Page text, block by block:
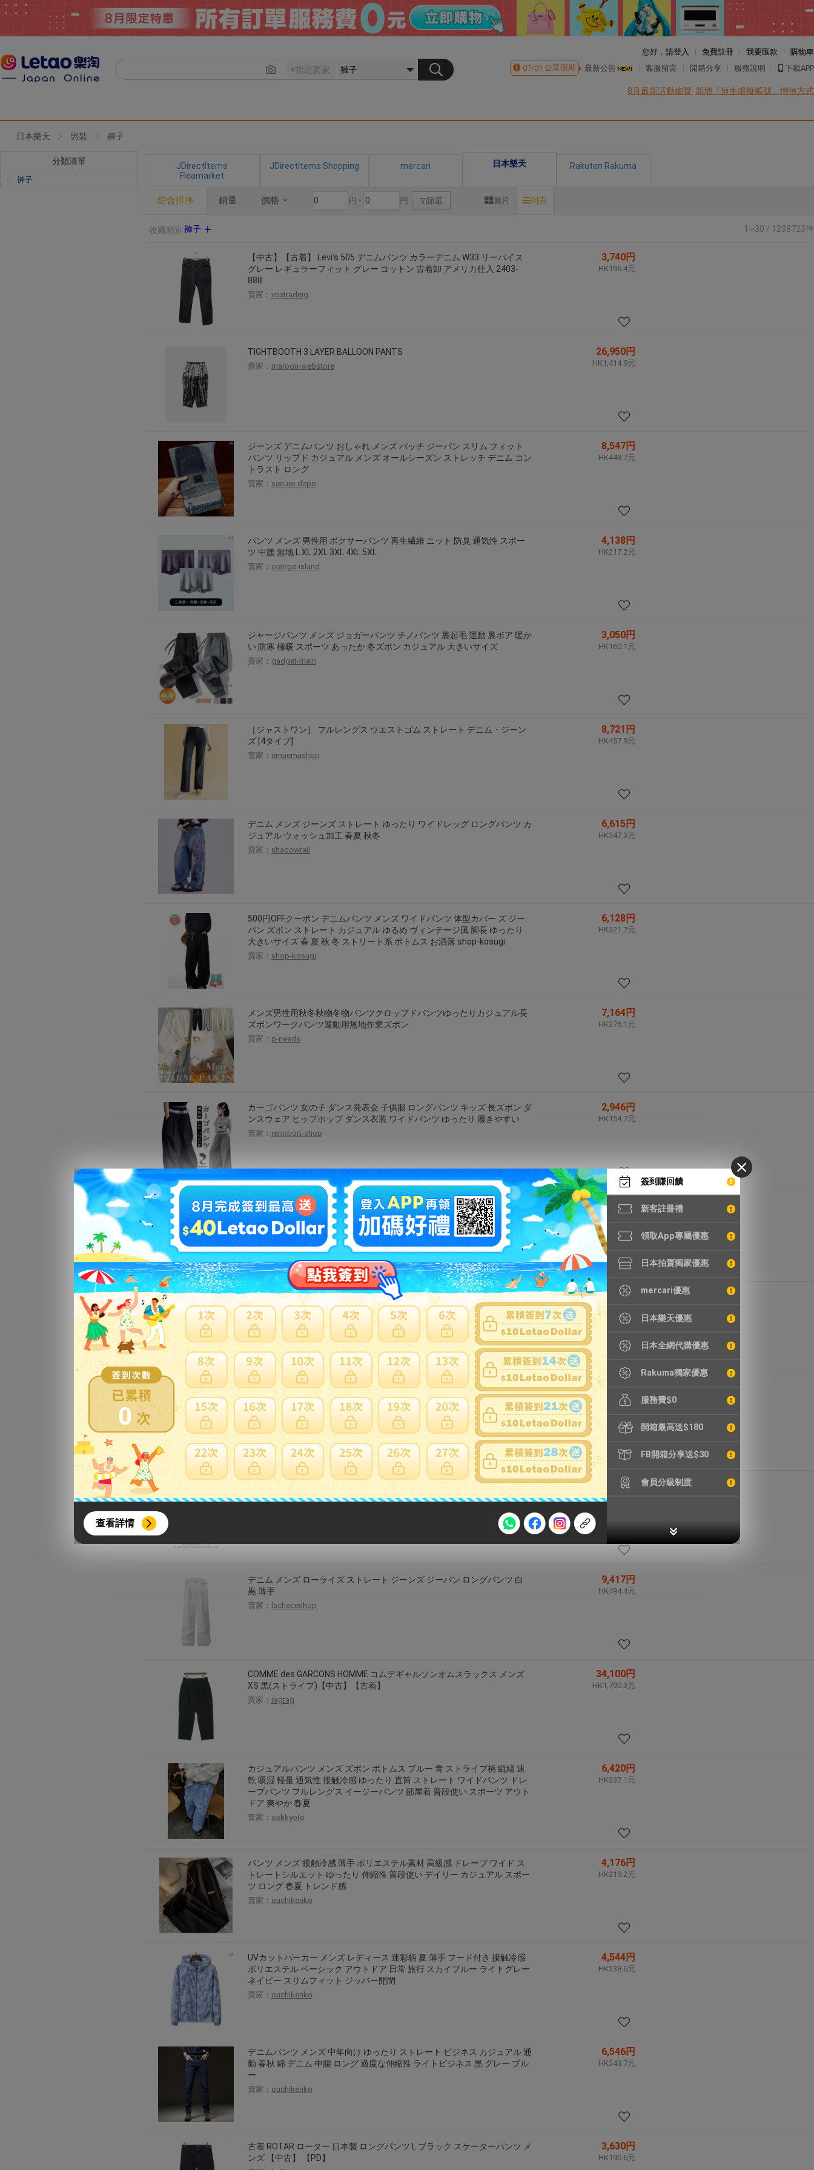
0
2026年8月1日上午00:00開始至2026年8月31日晚上23:59結束。
本月每完成簽到7次
，系統會即時發放「$10 Letao Dollar」至會員帳戶中。
本月簽到活動最多可獲得「$40 Letao Dollar」。
會員需完成手機認證才可參加本活動，若要參加APP加碼活動，可掃瞄QRcode下載APP。
Letao Dollar使用規則：
Letao Dollar使用期限至發放後第30日之晚上23:59。
Letao Dollar不可用於購買商品為「門票、優惠券、住宿券、禮券、儲值卡……等等」、48小時外付款、
類現金商品、日本寄日本之訂單。
使用Letao Dollar之委託單，如因價格不符、缺貨、非Letao因素(退貨不會歸還)退單者，退回的Letao
Dollar使用期限不會延長。
Letao 保有所有變更、修改或提前終止之權利，如有變更恕不另行通知，將以官網公告為準。
查看詳情
簽到賺回饋
新客註冊禮
領取App專屬優惠
日本拍賣獨家優惠
mercari優惠
日本樂天優惠
日本全網代購優惠
Rakuma獨家優惠
服務費$0
開箱最高送$180
FB開箱分享送$30
會員分級制度
您好， 請登入 免費註冊 我要匯款
購物車
07/01 公眾假期 最新公告 客服留言 開箱分享 服務說明 下載APP
8月最新活動總覽 新增「恒生虛擬帳號」增值方式
日本樂天 男裝 褲子
分類清單
褲子
JDirectItems
Fleamarket
JDirectItems Shopping mercari 日本樂天 Rakuten Rakuma
綜合排序 銷量 價格 円 - 円 篩選 圖片 列表
收藏類別 褲子 1~30 / 1238723件
【中古】【古着】 Levi's 505 デニムパンツ カラーデニム W33 リーバイス
グレー レギュラーフィット グレー コットン 古着卸 アメリカ仕入 2403-
888
賣家： voxtrading
3,740円
HK196.4元
TIGHTBOOTH 3 LAYER BALLOON PANTS
賣家： maroon-webstore
26,950円
HK1,414.9元
ジーンズ デニムパンツ おしゃれ メンズ パッチ ジーパン スリム フィット
パンツ リップド カジュアル メンズ オールシーズン ストレッチ デニム コン
トラスト ロング
賣家： secure-depo
8,547円
HK448.7元
パンツ メンズ 男性用 ボクサーパンツ 再生繊維 ニット 防臭 通気性 スポー
ツ 中腰 無地 L XL 2XL 3XL 4XL 5XL
賣家： orange-island
4,138円
HK217.2元
ジャージパンツ メンズ ジョガーパンツ チノパンツ 裏起毛 運動 裏ボア 暖か
い 防寒 極暖 スポーツ あったか 冬ズボン カジュアル 大きいサイズ
賣家： gadget-main
3,050円
HK160.1元
［ジャストワン］ フルレングス ウエストゴム ストレート デニム・ジーン
ズ [4タイプ]
賣家： emuemushop
8,721円
HK457.9元
デニム メンズ ジーンズ ストレート ゆったり ワイドレッグ ロングパンツ カ
ジュアル ウォッシュ加工 春夏 秋冬
賣家： shadowtail
6,615円
HK347.3元
500円OFFクーポン デニムパンツ メンズ ワイドパンツ 体型カバー ズ ジー
パン ズボン ストレート カジュアル ゆるめ ヴィンテージ風 脚長 ゆったり
大きいサイズ 春 夏 秋 冬 ストリート系 ボトムス お洒落 shop-kosugi
賣家： shop-kosugi
6,128円
HK321.7元
メンズ男性用秋冬秋物冬物パンツクロップドパンツゆったりカジュアル長
ズボンワークパンツ運動用無地作業ズボン
賣家： p-needs
7,164円
HK376.1元
カーゴパンツ 女の子 ダンス発表会 子供服 ロングパンツ キッズ 長ズボン ダ
ンスウェア ヒップホップ ダンス衣装 ワイドパンツ ゆったり 履きやすい
賣家： renoport-shop
2,946円
HK154.7元
【中古】グリーンレーベルリラクシング ユナイテッドアローズ green label
relaxing スラックスパンツ テーパードパンツ ロング丈 無地 M グレー
/SY15 メンズ 【ベクトル 古着】 240903
賣家：auc-vector
2,700円
HK141.8元
カーゴパンツ メンズ ストリート系 撥水 防風 ナイロンパンツ カジュアル ス
トレート フレア 登山 アウトドア ワークパンツ
賣家： emuland-store
5,323円
HK279.5元
メンズ ズボン 冷感 冷感 カジュアル パンツ メンズ 夏 薄手 スポーツ ボ
ーイズ 小さい スーツ ストレート 九分丈
賣家： s-share-global
5,366円
HK281.7元
カジュアルパンツ メンズ レディース ワイドパンツ ストレートパンツ スト
ライプ柄 ドローコード付き ゆったり 柔らかい ハイストリート ブルー アプ
5,803円
HK304.7元
デニム メンズ ローライズ ストレート ジーンズ ジーパン ロングパンツ 白
黒 薄手
賣家： lachaceshop
9,417円
HK494.4元
COMME des GARCONS HOMME コムデギャルソンオムスラックス メンズ
XS 黒(ストライプ)【中古】【古着】
賣家： ragtag
34,100円
HK1,790.3元
カジュアルパンツ メンズ ズボン ボトムス ブルー 青 ストライプ柄 縦縞 速
乾 吸湿 軽量 通気性 接触冷感 ゆったり 直筒 ストレート ワイドパンツ ドレ
ープパンツ フルレングス イージーパンツ 部屋着 普段使い スポーツ アウト
ドア 爽やか 春夏
賣家： oskkyoto
6,420円
HK337.1元
パンツ メンズ 接触冷感 薄手 ポリエステル素材 高級感 ドレープ ワイド ス
トレートシルエット ゆったり 伸縮性 普段使い デイリー カジュアル スポー
ツ ロング 春夏 トレンド感
賣家： ouchikenko
4,176円
HK219.2元
UVカットパーカー メンズ レディース 迷彩柄 夏 薄手 フード付き 接触冷感
ポリエステル ベーシック アウトドア 日常 旅行 スカイブルー ライトグレー
ネイビー スリムフィット ジッパー開閉
賣家： ouchikenko
4,544円
HK238.6元
デニムパンツ メンズ 中年向け ゆったり ストレート ビジネス カジュアル 通
勤 春秋 綿 デニム 中腰 ロング 適度な伸縮性 ライトビジネス 黒 グレー ブル
ー
賣家： ouchikenko
6,546円
HK343.7元
古着 ROTAR ローター 日本製 ロングパンツ L ブラック スケーターパンツ メ
ンズ 【中古】 【PD】
3,630円
HK190.6元